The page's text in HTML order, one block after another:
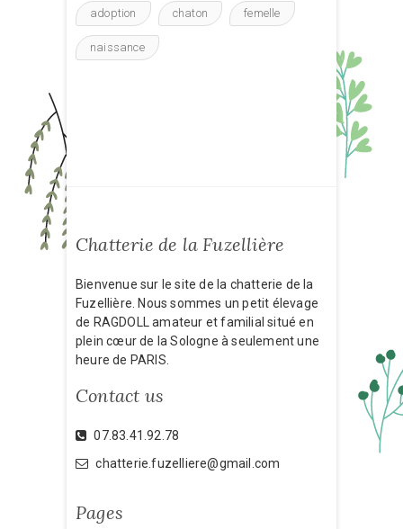
adoption chaton femelle
naissance
Chatterie de la Fuzellière
Bienvenue sur le site de la chatterie de la
Fuzellière. Nous sommes un petit élevage
de RAGDOLL amateur et familial situé en
plein cœur de la Sologne à seulement une
heure de PARIS.
Contact us
07.83.41.92.78
chatterie.fuzelliere@gmail.com
Pages